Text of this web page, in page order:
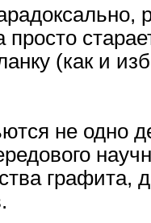
просто
(как и
не одно
графита,